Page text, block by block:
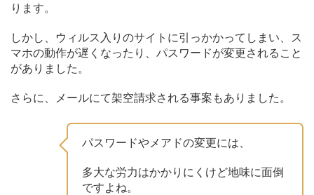
ります。
しかし、ウィルス入りのサイトに引っかかってしまい、ス
マホの動作が遅くなったり、パスワードが変更されること
がありました。
さらに、メールにて架空請求される事案もありました。
パスワードやメアドの変更には、
多大な労力はかかりにくけど地味に面倒
ですよね。